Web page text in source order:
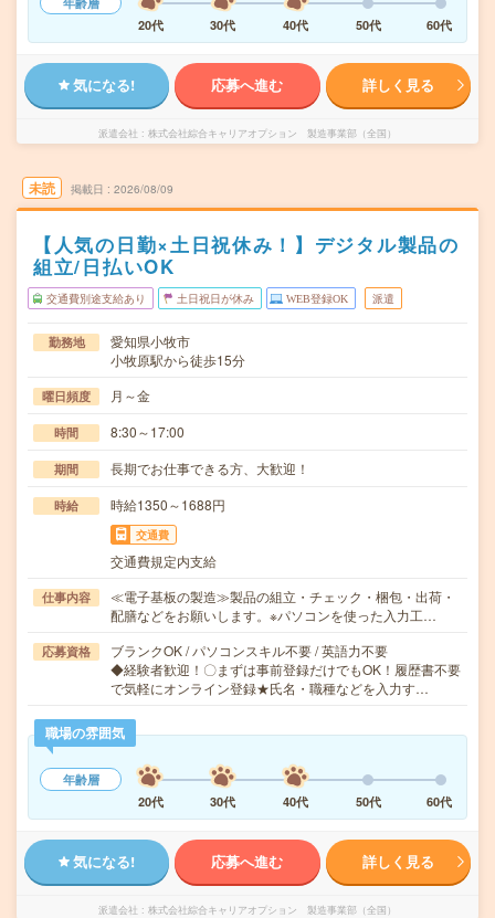
20代
30代 40代 50代 60代
気になる! 応募へ進む 詳しく見る
派遣会社 株式会社綜合キャリアオプション 製造事業部（全国）
未読 掲載日 2026/08/09
【人気の日勤×土日祝休み！】デジタル製品の
組立/日払いOK
交通費別途支給あり 土日祝日が休み WEB登録OK 派遣
勤務地
愛知県小牧市
小牧原駅から徒歩15分
曜日頻度 月～金
時間 8:30～17:00
期間 長期でお仕事できる方、大歓迎！
時給 時給1350～1688円
交通費
交通費規定内支給
仕事内容
≪電子基板の製造≫製品の組立・チェック・梱包・出荷・
配膳などをお願いします。※パソコンを使った入力工…
応募資格
ブランクOK / パソコンスキル不要 / 英語力不要
◆経験者歓迎！〇まずは事前登録だけでもOK！履歴書不要
で気軽にオンライン登録★氏名・職種などを入力す…
職場の雰囲気
年齢層
20代
30代 40代 50代 60代
気になる! 応募へ進む 詳しく見る
派遣会社 株式会社綜合キャリアオプション 製造事業部（全国）